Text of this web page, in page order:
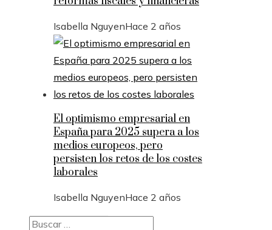
Isabella NguyenHace 2 años
El optimismo empresarial en
España para 2025 supera a los
medios europeos, pero
persisten los retos de los costes
laborales
Isabella NguyenHace 2 años
Buscar: